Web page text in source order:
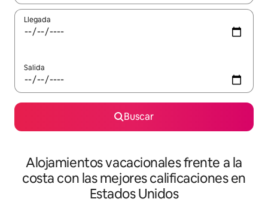
Llegada
Salida
Buscar
Alojamientos vacacionales frente a la
costa con las mejores calificaciones en
Estados Unidos